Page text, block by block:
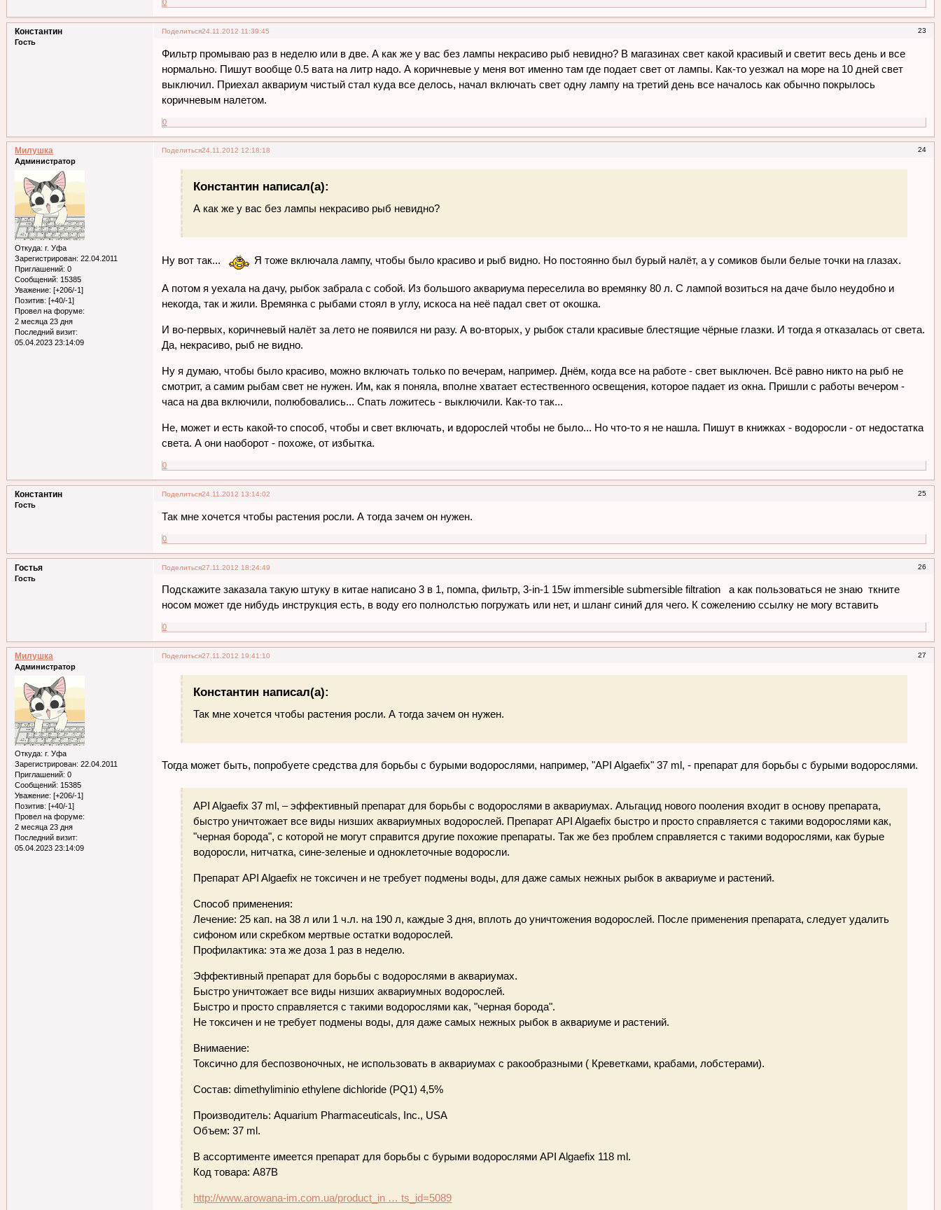
0
Поделиться 23
24.11.2012 11:39:45
Константин
Гость
Фильтр промываю раз в неделю или в две. А как же у вас без лампы некрасиво рыб невидно? В магазинах свет какой красивый и светит весь день и все
нормально. Пишут вообще 0.5 вата на литр надо. А коричневые у меня вот именно там где подает свет от лампы. Как-то уезжал на море на 10 дней свет
выключил. Приехал аквариум чистый стал куда все делось, начал включать свет одну лампу на третий день все началось как обычно покрылось
коричневым налетом.
0
Поделиться 24
24.11.2012 12:18:18
Милушка
Администратор
Откуда: г. Уфа
Зарегистрирован: 22.04.2011
Приглашений: 0
Сообщений: 15385
Уважение: [+206/-1]
Позитив: [+40/-1]
Провел на форуме:
2 месяца 23 дня
Последний визит:
05.04.2023 23:14:09
Константин написал(а):
А как же у вас без лампы некрасиво рыб невидно?
Ну вот так... Я тоже включала лампу, чтобы было красиво и рыб видно. Но постоянно был бурый налёт, а у сомиков были белые точки на глазах.
А потом я уехала на дачу, рыбок забрала с собой. Из большого аквариума переселила во времянку 80 л. С лампой возиться на даче было неудобно и
некогда, так и жили. Времянка с рыбами стоял в углу, искоса на неё падал свет от окошка.
И во-первых, коричневый налёт за лето не появился ни разу. А во-вторых, у рыбок стали красивые блестящие чёрные глазки. И тогда я отказалась от света.
Да, некрасиво, рыб не видно.
Ну я думаю, чтобы было красиво, можно включать только по вечерам, например. Днём, когда все на работе - свет выключен. Всё равно никто на рыб не
смотрит, а самим рыбам свет не нужен. Им, как я поняла, вполне хватает естественного освещения, которое падает из окна. Пришли с работы вечером -
часа на два включили, полюбовались... Спать ложитесь - выключили. Как-то так...
Не, может и есть какой-то способ, чтобы и свет включать, и вдорослей чтобы не было... Но что-то я не нашла. Пишут в книжках - водоросли - от недостатка
света. А они наоборот - похоже, от избытка.
0
Поделиться 25
24.11.2012 13:14:02
Константин
Гость
Так мне хочется чтобы растения росли. А тогда зачем он нужен.
0
Поделиться 26
27.11.2012 18:24:49
Гостья
Гость
Подскажите заказала такую штуку в китае написано 3 в 1, помпа, фильтр, 3-in-1 15w immersible submersible filtration а как пользоваться не знаю ткните
носом может где нибудь инструкция есть, в воду его полнолстью погружать или нет, и шланг синий для чего. К сожелению ссылку не могу вставить
0
Поделиться 27
27.11.2012 19:41:10
Милушка
Администратор
Откуда: г. Уфа
Зарегистрирован: 22.04.2011
Приглашений: 0
Сообщений: 15385
Уважение: [+206/-1]
Позитив: [+40/-1]
Провел на форуме:
2 месяца 23 дня
Последний визит:
05.04.2023 23:14:09
Константин написал(а):
Так мне хочется чтобы растения росли. А тогда зачем он нужен.
Тогда может быть, попробуете средства для борьбы с бурыми водорослями, например, "API Algaefix" 37 ml, - препарат для борьбы с бурыми водорослями.
API Algaefix 37 ml, – эффективный препарат для борьбы с водорослями в аквариумах. Альгацид нового пооления входит в основу препарата,
быстро уничтожает все виды низших аквариумных водорослей. Препарат API Algaefix быстро и просто справляется с такими водорослями как,
"черная борода", с которой не могут справится другие похожие препараты. Так же без проблем справляется с такими водорослями, как бурые
водоросли, нитчатка, сине-зеленые и одноклеточные водоросли.
Препарат API Algaefix не токсичен и не требует подмены воды, для даже самых нежных рыбок в аквариуме и растений.
Способ применения:
Лечение: 25 кап. на 38 л или 1 ч.л. на 190 л, каждые 3 дня, вплоть до уничтожения водорослей. После применения препарата, следует удалить
сифоном или скребком мертвые остатки водорослей.
Профилактика: эта же доза 1 раз в неделю.
Эффективный препарат для борьбы с водорослями в аквариумах.
Быстро уничтожает все виды низших аквариумных водорослей.
Быстро и просто справляется с такими водорослями как, "черная борода".
Не токсичен и не требует подмены воды, для даже самых нежных рыбок в аквариуме и растений.
Внимаение:
Токсично для беспозвоночных, не использовать в аквариумах с ракообразными ( Креветками, крабами, лобстерами).
Состав: dimethyliminio ethylene dichloride (PQ1) 4,5%
Производитель: Aquarium Pharmaceuticals, Inc., USA
Объем: 37 ml.
В ассортименте имеется препарат для борьбы с бурыми водорослями API Algaefix 118 ml.
Код товара: A87B
http://www.arowana-im.com.ua/product_in … ts_id=5089